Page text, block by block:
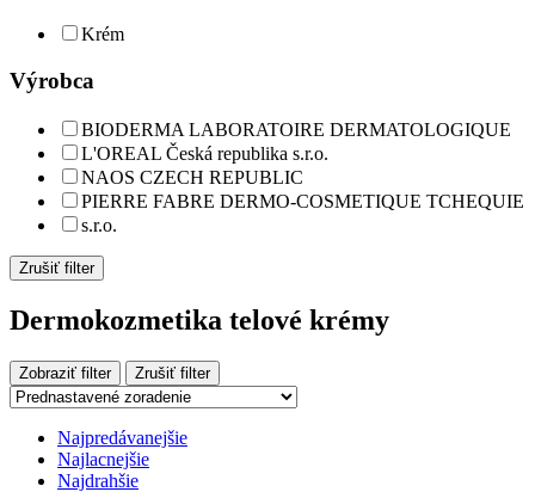
Krém
Výrobca
BIODERMA LABORATOIRE DERMATOLOGIQUE
L'OREAL Česká republika s.r.o.
NAOS CZECH REPUBLIC
PIERRE FABRE DERMO-COSMETIQUE TCHEQUIE
s.r.o.
Zrušiť filter
Dermokozmetika telové krémy
Zobraziť filter Zrušiť filter
Najpredávanejšie
Najlacnejšie
Najdrahšie